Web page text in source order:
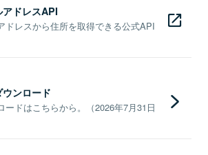
ドレスAPI
ドレスから住所を取得できる公式API
ンロード
ードはこちらから。（2026年7月31日